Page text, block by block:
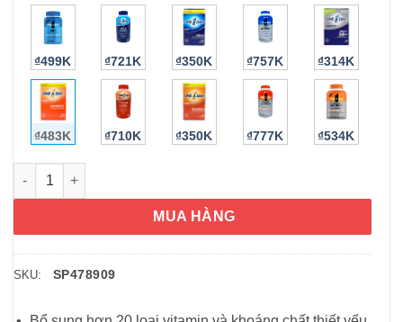
₫499K ₫721K ₫350K ₫757K ₫314K
₫483K ₫710K ₫350K ₫777K ₫534K
Vitamin One A Day cho nữ One A Day Women’s Multivitamin
MUA HÀNG
SKU: SP478909